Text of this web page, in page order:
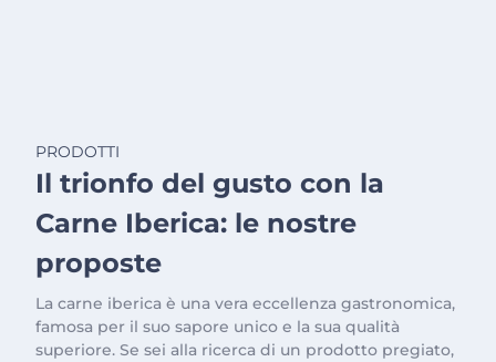
PRODOTTI
Il trionfo del gusto con la
Carne Iberica: le nostre
proposte
La carne iberica è una vera eccellenza gastronomica,
famosa per il suo sapore unico e la sua qualità
superiore. Se sei alla ricerca di un prodotto pregiato,